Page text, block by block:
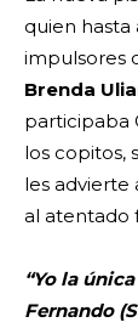
quien
impulsores
Brenda
participaba
los copitos,
les
al atentado
“Yo la
Fernando